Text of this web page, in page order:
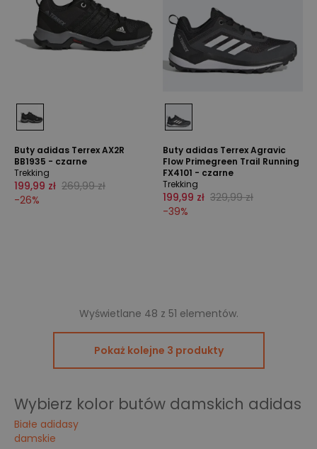
Buty adidas Terrex AX2R
BB1935 - czarne
Trekking
199,99 zł 269,99 zł
-26%
Buty adidas Terrex Agravic
Flow Primegreen Trail Running
FX4101 - czarne
Trekking
199,99 zł 329,99 zł
-39%
Wyświetlane 48 z 51 elementów.
Pokaż kolejne 3 produkty
Wybierz kolor butów damskich adidas
Białe adidasy
damskie